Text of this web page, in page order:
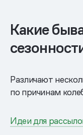
Какие
Различают
по причинам
Идеи для